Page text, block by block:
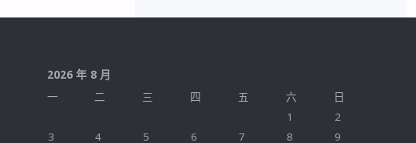
2026 年 8 月
一
二 三 四 五 六
日
1
2
3
4 5 6 7 8 9